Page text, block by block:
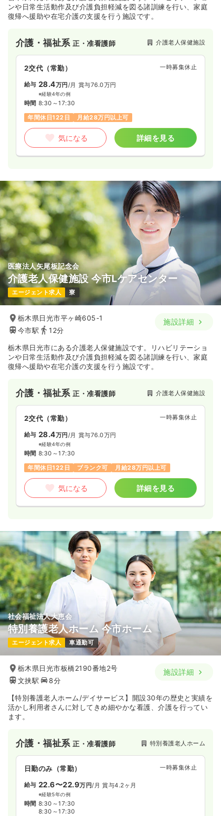
ンや日常生活動作及び介護負担軽減を図る諸訓練を行い、家庭
復帰へ援助や在宅介護の支援を行う施設です。
介護・福祉系正・准看護師 介護老人保健施設
2交代（常勤） 一時募集休止
給与 28.4万円 /月 賞与76.0万円
※経験4年の例
時間 8:30～17:30
年間休日122日
月給28万円以上可
気になる 詳細を見る
医療法人矢尾板記念会
介護老人保健施設 今市Lケアセンター
エージェント求人 寮
栃木県日光市平ヶ崎605-1
今市駅
12分
施設詳細
栃木県日光市にある介護老人保健施設です。リハビリテーショ
ンや日常生活動作及び介護負担軽減を図る諸訓練を行い、家庭
復帰へ援助や在宅介護の支援を行う施設です。
介護・福祉系正・准看護師 介護老人保健施設
2交代（常勤） 一時募集休止
給与 28.4万円/月 賞与76.0万円
※経験4年の例
時間 8:30～17:30
年間休日122日
ブランク可 月給28万円以上可
気になる 詳細を見る
社会福祉法人大恵会
特別養護老人ホーム 今市ホーム
エージェント求人 車通勤可
栃木県日光市板橋2190番地2号
文挟駅
8分
施設詳細
【特別養護老人ホーム/デイサービス】開設30年の歴史と実績を
活かし利用者さんに対してきめ細やかな看護、介護を行ってい
ます。
介護・福祉系正・准看護師 特別養護老人ホーム
日勤のみ（常勤） 一時募集休止
給与 22.6〜22.9万円/月 賞与4.2ヶ月
※経験5年の例
時間 8:30～17:30
8:30～17:30